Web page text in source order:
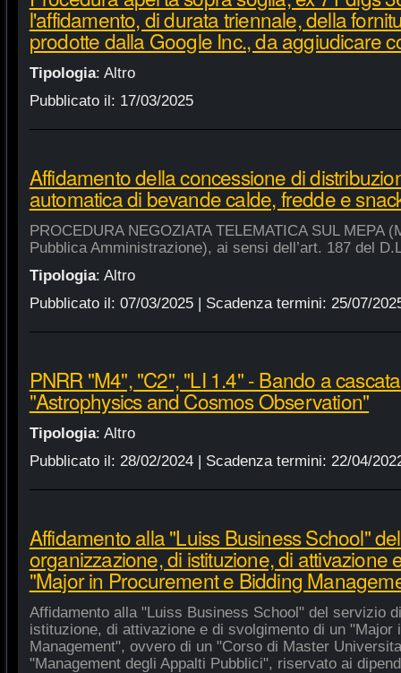
l'affidamento, di durata triennale, della
prodotte dalla Google Inc., da aggiudicare
Tipologia: Altro
Pubblicato il: 17/03/2025
Affidamento della concessione di
automatica di bevande calde, fredde e
PROCEDURA NEGOZIATA TELEMATICA SUL MEPA
Pubblica Amministrazione), ai sensi dell’art. 187 del
Tipologia: Altro
Pubblicato il: 07/03/2025| Scadenza termini: 25/07/
PNRR "M4", "C2", "LI 1.4" - Bando a
"Astrophysics and Cosmos Observation"
Tipologia: Altro
Pubblicato il: 28/02/2024| Scadenza termini: 22/04/
Affidamento alla "Luiss Business School"
organizzazione, di istituzione, di attivazione
"Major in Procurement e Bidding
Affidamento alla "Luiss Business School" del servizio
istituzione, di attivazione e di svolgimento di un "Major
Management", ovvero di un "Corso di Master
"Management degli Appalti Pubblici", riservato ai